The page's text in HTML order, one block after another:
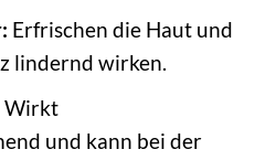
Erfrischen die Haut und
lindernd wirken.
Wirkt
und kann bei der